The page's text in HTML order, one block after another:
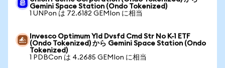
Gemini Space Station (Ondo Tokenized)
1 UNPon は 72.6182 GEMIon に相当
Invesco Optimum Yld Dvsfd Cmd Str No K-1 ETF
(Ondo Tokenized) から Gemini Space Station (Ondo
Tokenized)
1 PDBCon は 4.2685 GEMIon に相当